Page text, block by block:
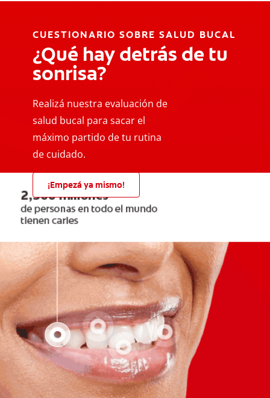
CUESTIONARIO SOBRE SALUD BUCAL
¿Qué hay detrás de tu
sonrisa?
Realizá nuestra evaluación de
salud bucal para sacar el
máximo partido de tu rutina
de cuidado.
¡Empezá ya mismo!